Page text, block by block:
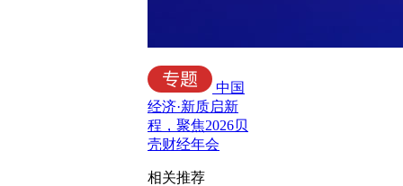
中国
经济·新质启新
程，聚焦2026贝
壳财经年会
相关推荐